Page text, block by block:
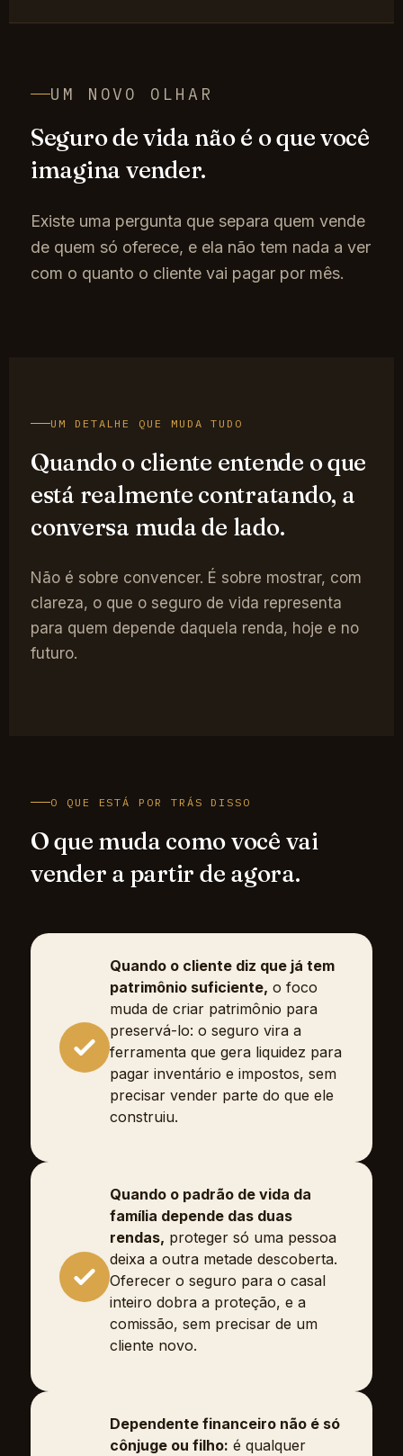
UM NOVO OLHAR
Seguro de vida não é o que você
imagina vender.
Existe uma pergunta que separa quem vende
de quem só oferece, e ela não tem nada a ver
com o quanto o cliente vai pagar por mês.
UM DETALHE QUE MUDA TUDO
Quando o cliente entende o que
está realmente contratando, a
conversa muda de lado.
Não é sobre convencer. É sobre mostrar, com
clareza, o que o seguro de vida representa
para quem depende daquela renda, hoje e no
futuro.
O QUE ESTÁ POR TRÁS DISSO
O que muda como você vai
vender a partir de agora.
Quando o cliente diz que já tem
patrimônio suficiente, o foco
muda de criar patrimônio para
preservá-lo: o seguro vira a
ferramenta que gera liquidez para
pagar inventário e impostos, sem
precisar vender parte do que ele
construiu.
Quando o padrão de vida da
família depende das duas
rendas, proteger só uma pessoa
deixa a outra metade descoberta.
Oferecer o seguro para o casal
inteiro dobra a proteção, e a
comissão, sem precisar de um
cliente novo.
Dependente financeiro não é só
cônjuge ou filho: é qualquer